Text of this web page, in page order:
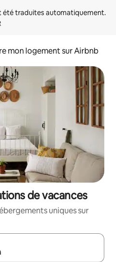
mon logement sur Airbnb
de vacances
uniques sur
utilisez les flèches vers le